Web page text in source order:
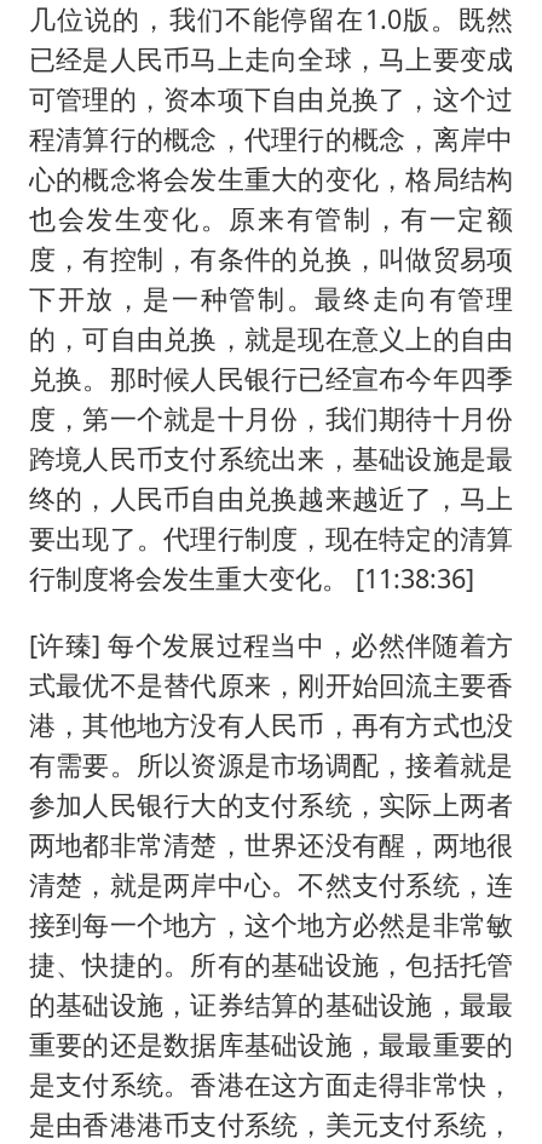
几位说的，我们不能停留在1.0版。既然
已经是人民币马上走向全球，马上要变成
可管理的，资本项下自由兑换了，这个过
程清算行的概念，代理行的概念，离岸中
心的概念将会发生重大的变化，格局结构
也会发生变化。原来有管制，有一定额
度，有控制，有条件的兑换，叫做贸易项
下开放，是一种管制。最终走向有管理
的，可自由兑换，就是现在意义上的自由
兑换。那时候人民银行已经宣布今年四季
度，第一个就是十月份，我们期待十月份
跨境人民币支付系统出来，基础设施是最
终的，人民币自由兑换越来越近了，马上
要出现了。代理行制度，现在特定的清算
行制度将会发生重大变化。 [11:38:36]
[许臻] 每个发展过程当中，必然伴随着方
式最优不是替代原来，刚开始回流主要香
港，其他地方没有人民币，再有方式也没
有需要。所以资源是市场调配，接着就是
参加人民银行大的支付系统，实际上两者
两地都非常清楚，世界还没有醒，两地很
清楚，就是两岸中心。不然支付系统，连
接到每一个地方，这个地方必然是非常敏
捷、快捷的。所有的基础设施，包括托管
的基础设施，证券结算的基础设施，最最
重要的还是数据库基础设施，最最重要的
是支付系统。香港在这方面走得非常快，
是由香港港币支付系统，美元支付系统，